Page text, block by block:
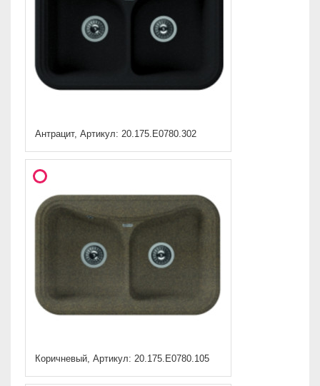
Антрацит, Артикул: 20.175.E0780.302
Коричневый, Артикул: 20.175.E0780.105